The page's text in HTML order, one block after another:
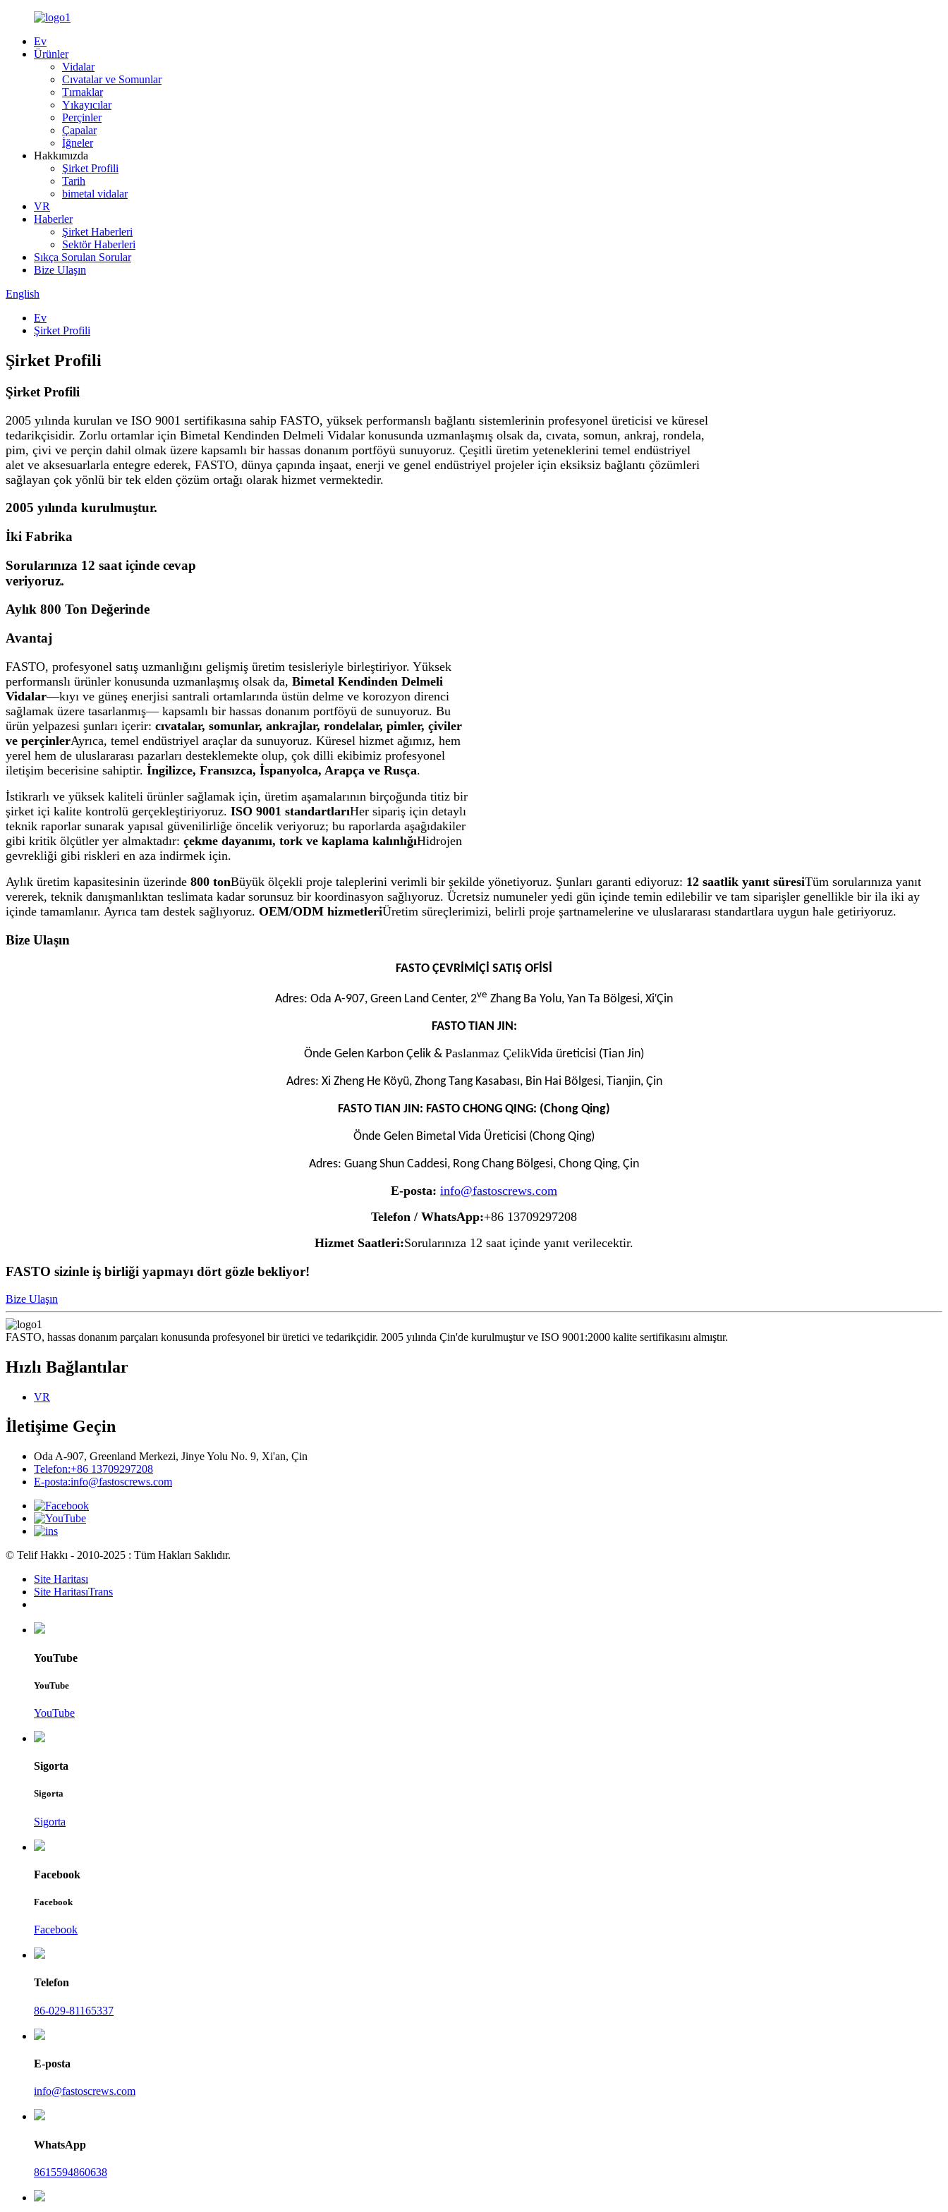
Ev
Ürünler
Vidalar
Cıvatalar ve Somunlar
Tırnaklar
Yıkayıcılar
Perçinler
Çapalar
İğneler
Hakkımızda
Şirket Profili
Tarih
bimetal vidalar
VR
Haberler
Şirket Haberleri
Sektör Haberleri
Sıkça Sorulan Sorular
Bize Ulaşın
English
Ev
Şirket Profili
Şirket Profili
Şirket Profili
2005 yılında kurulan ve ISO 9001 sertifikasına sahip FASTO, yüksek performanslı bağlantı sistemlerinin profesyonel üreticisi ve küresel
tedarikçisidir. Zorlu ortamlar için Bimetal Kendinden Delmeli Vidalar konusunda uzmanlaşmış olsak da, cıvata, somun, ankraj, rondela,
pim, çivi ve perçin dahil olmak üzere kapsamlı bir hassas donanım portföyü sunuyoruz. Çeşitli üretim yeteneklerini temel endüstriyel
alet ve aksesuarlarla entegre ederek, FASTO, dünya çapında inşaat, enerji ve genel endüstriyel projeler için eksiksiz bağlantı çözümleri
sağlayan çok yönlü bir tek elden çözüm ortağı olarak hizmet vermektedir.
2005 yılında kurulmuştur.
İki Fabrika
Sorularınıza 12 saat içinde cevap
veriyoruz.
Aylık 800 Ton Değerinde
Avantaj
FASTO, profesyonel satış uzmanlığını gelişmiş üretim tesisleriyle birleştiriyor. Yüksek
performanslı ürünler konusunda uzmanlaşmış olsak da, Bimetal Kendinden Delmeli
Vidalar—kıyı ve güneş enerjisi santrali ortamlarında üstün delme ve korozyon direnci
sağlamak üzere tasarlanmış— kapsamlı bir hassas donanım portföyü de sunuyoruz. Bu
ürün yelpazesi şunları içerir: cıvatalar, somunlar, ankrajlar, rondelalar, pimler, çiviler
ve perçinlerAyrıca, temel endüstriyel araçlar da sunuyoruz. Küresel hizmet ağımız, hem
yerel hem de uluslararası pazarları desteklemekte olup, çok dilli ekibimiz profesyonel
iletişim becerisine sahiptir. İngilizce, Fransızca, İspanyolca, Arapça ve Rusça.
İstikrarlı ve yüksek kaliteli ürünler sağlamak için, üretim aşamalarının birçoğunda titiz bir
şirket içi kalite kontrolü gerçekleştiriyoruz. ISO 9001 standartlarıHer sipariş için detaylı
teknik raporlar sunarak yapısal güvenilirliğe öncelik veriyoruz; bu raporlarda aşağıdakiler
gibi kritik ölçütler yer almaktadır: çekme dayanımı, tork ve kaplama kalınlığıHidrojen
gevrekliği gibi riskleri en aza indirmek için.
Aylık üretim kapasitesinin üzerinde 800 tonBüyük ölçekli proje taleplerini verimli bir şekilde yönetiyoruz. Şunları garanti ediyoruz: 12 saatlik yanıt süresiTüm sorularınıza yanıt
vererek, teknik danışmanlıktan teslimata kadar sorunsuz bir koordinasyon sağlıyoruz. Ücretsiz numuneler yedi gün içinde temin edilebilir ve tam siparişler genellikle bir ila iki ay
içinde tamamlanır. Ayrıca tam destek sağlıyoruz. OEM/ODM hizmetleriÜretim süreçlerimizi, belirli proje şartnamelerine ve uluslararası standartlara uygun hale getiriyoruz.
Bize Ulaşın
FASTO ÇEVRİMİÇİ SATIŞ OFİSİ
Adres: Oda A-907, Green Land Center, 2ve Zhang Ba Yolu, Yan Ta Bölgesi, Xi'Çin
FASTO TIAN JIN:
Önde Gelen Karbon Çelik & Paslanmaz ÇelikVida üreticisi (Tian Jin)
Adres: Xi Zheng He Köyü, Zhong Tang Kasabası, Bin Hai Bölgesi, Tianjin, Çin
FASTO TIAN JIN: FASTO CHONG QING: (Chong Qing)
Önde Gelen Bimetal Vida Üreticisi (Chong Qing)
Adres: Guang Shun Caddesi, Rong Chang Bölgesi, Chong Qing, Çin
E-posta: info@fastoscrews.com
Telefon / WhatsApp:+86 13709297208
Hizmet Saatleri:Sorularınıza 12 saat içinde yanıt verilecektir.
FASTO sizinle iş birliği yapmayı dört gözle bekliyor!
Bize Ulaşın
FASTO, hassas donanım parçaları konusunda profesyonel bir üretici ve tedarikçidir. 2005 yılında Çin'de kurulmuştur ve ISO 9001:2000 kalite sertifikasını almıştır.
Hızlı Bağlantılar
VR
İletişime Geçin
Oda A-907, Greenland Merkezi, Jinye Yolu No. 9, Xi'an, Çin
Telefon:+86 13709297208
E-posta:info@fastoscrews.com
© Telif Hakkı - 2010-2025 : Tüm Hakları Saklıdır.
Site Haritası
Site HaritasıTrans
YouTube
YouTube
YouTube
Sigorta
Sigorta
Sigorta
Facebook
Facebook
Facebook
Telefon
86-029-81165337
E-posta
info@fastoscrews.com
WhatsApp
8615594860638